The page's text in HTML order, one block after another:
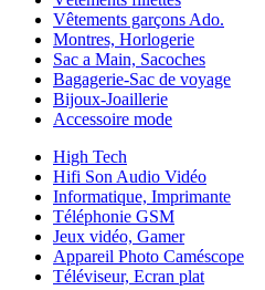
Vêtements garçons Ado.
Montres, Horlogerie
Sac a Main, Sacoches
Bagagerie-Sac de voyage
Bijoux-Joaillerie
Accessoire mode
High Tech
Hifi Son Audio Vidéo
Informatique, Imprimante
Téléphonie GSM
Jeux vidéo, Gamer
Appareil Photo Caméscope
Téléviseur, Ecran plat